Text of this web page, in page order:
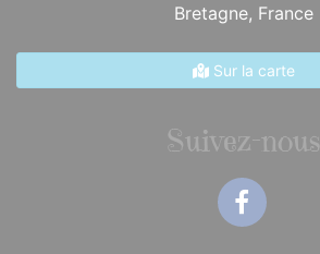
Bretagne, France
Sur la carte
Suivez-nous